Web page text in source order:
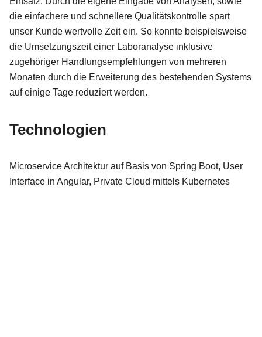
die einfachere und schnellere Qualitätskontrolle spart
unser Kunde wertvolle Zeit ein. So konnte beispielsweise
die Umsetzungszeit einer Laboranalyse inklusive
zugehöriger Handlungsempfehlungen von mehreren
Monaten durch die Erweiterung des bestehenden Systems
auf einige Tage reduziert werden.
Technologien
Microservice Architektur auf Basis von Spring Boot, User
Interface in Angular, Private Cloud mittels Kubernetes